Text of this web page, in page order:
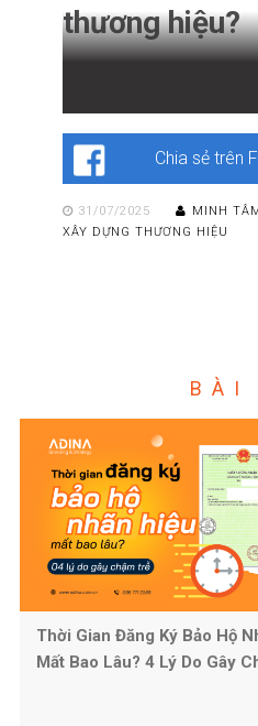
thương hiệu?
AI đang trở thành công
thương hiệu,AI vẫn
Chia sẻ trên
31/07/2025 MINH
XÂY DỰNG THƯƠNG HIỆU
BÀI
Thời Gian Đăng Ký Bảo Hộ
Mất Bao Lâu? 4 Lý Do Gây